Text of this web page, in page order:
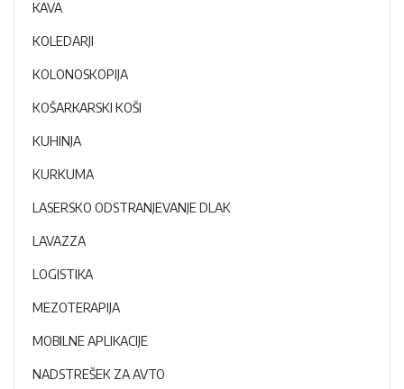
KAVA
KOLEDARJI
KOLONOSKOPIJA
KOŠARKARSKI KOŠI
KUHINJA
KURKUMA
LASERSKO ODSTRANJEVANJE DLAK
LAVAZZA
LOGISTIKA
MEZOTERAPIJA
MOBILNE APLIKACIJE
NADSTREŠEK ZA AVTO